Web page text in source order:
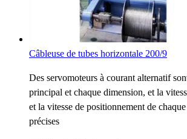
Câbleuse de tubes horizontale 200/9
Des servomoteurs à courant alternatif
principal et chaque dimension, et la
et la vitesse de positionnement de
précises